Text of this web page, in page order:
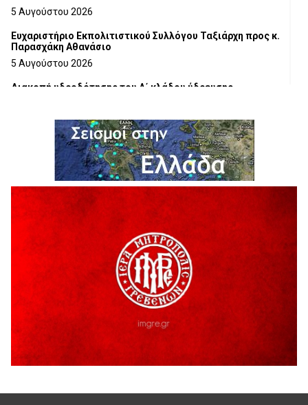
5 Αυγούστου 2026
Ευχαριστήριο Εκπολιτιστικού Συλλόγου Ταξιάρχη προς κ.
Παρασχάκη Αθανάσιο
5 Αυγούστου 2026
Διακοπή υδροδότησης του Α΄ κλάδου ύδρευσης
Η Marseaux στα Γρεβενά για μια μοναδική συναυλία
5 Αυγούστου 2026
Θερινό Σινεμά στο πλαίσιο του «Πολιτιστικού
Καλοκαιριού 2026» με την βραβευμένη ταινία «Μικρές
Ανάσες».
5 Αυγούστου 2026
Γρεβενά: Συνελήφθη 18χρονος αλλοδαπός, για κλοπή
εξοπλισμού γυμναστηρίου
5 Αυγούστου 2026
ΑΗ ΛΑΟΣ | 5 Αυγούστου | Υπαίθριο Θέατρο “Καστράκι”,
41η Γιορτή Κρασιού στο Τρίκωμο – «Γιορτή Παράδοσης»
5 Αυγούστου 2026